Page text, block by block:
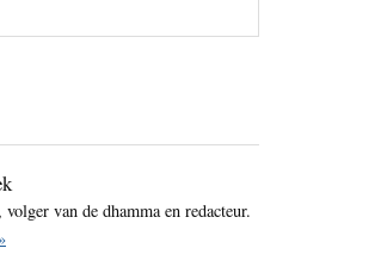
van de dhamma en redacteur.